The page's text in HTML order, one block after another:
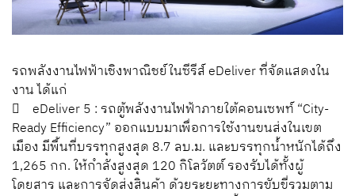
รถพลังงานไฟฟ้าเชิงพาณิชย์ในซีรีส์ eDeliver ที่จัดแสดงใน
งาน ได้แก่
 eDeliver 5 : รถตู้พลังงานไฟฟ้าภายใต้คอนเซพท์ “City-
Ready Efficiency” ออกแบบมาเพื่อการใช้งานขนส่งในเขต
เมือง มีพื้นที่บรรทุกสูงสุด 8.7 ลบ.ม. และบรรทุกน้ำหนักได้ถึง
1,265 กก. ให้กำลังสูงสุด 120 กิโลวัตต์ รองรับได้ทั้งผู้
โดยสาร และการจัดส่งสินค้า ด้วยระยะทางการขับขี่รวมตาม